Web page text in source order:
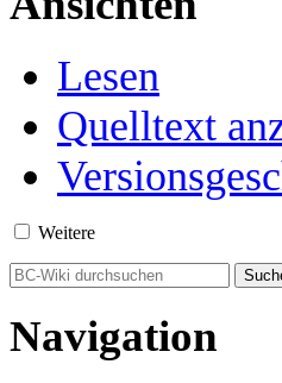
Lesen
Quelltext
Weitere
Navigation